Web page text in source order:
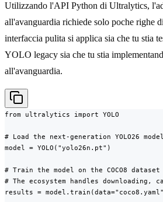
Utilizzando l'API Python di Ultralytics,
all'avanguardia richiede solo poche righe
interfaccia pulita si applica sia che tu stia
YOLO legacy sia che tu stia
all'avanguardia.
from ultralytics import YOLO
# Load the next-generation YOLO26
model = YOLO("yolo26n.pt")
# Train the model on the COCO8 dataset
# The ecosystem handles
results =